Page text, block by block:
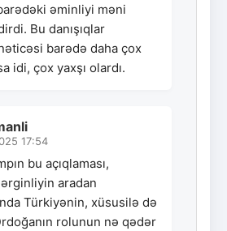
əminliyi məni
Bu danışıqlar
barədə daha çox
idi, çox yaxşı olardı.
17:54
bu açıqlaması,
aradan
Türkiyənin, xüsusilə də
rolunun nə qədər